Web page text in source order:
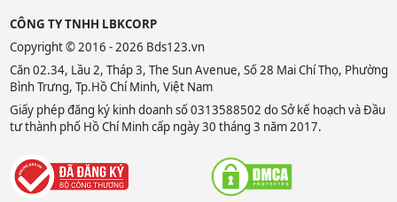
CÔNG TY TNHH LBKCORP
Copyright © 2016 - 2026 Bds123.vn
Căn 02.34, Lầu 2, Tháp 3, The Sun Avenue, Số 28 Mai Chí Thọ, Phường
Bình Trưng, Tp.Hồ Chí Minh, Việt Nam
Giấy phép đăng ký kinh doanh số 0313588502 do Sở kế hoạch và Đầu
tư thành phố Hồ Chí Minh cấp ngày 30 tháng 3 năm 2017.